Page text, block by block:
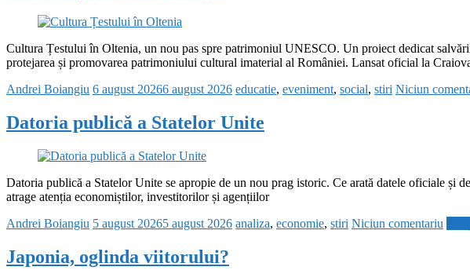
Cultura Țestului în Oltenia, un nou pas spre patrimoniul UNESCO. Un proiect dedicat
protejarea și promovarea patrimoniului cultural imaterial al României. Lansat oficial la
Andrei Boiangiu 6 august 20266 august 2026 educatie, eveniment, social, stiri Niciun
Datoria publică a Statelor Unite
Datoria publică a Statelor Unite se apropie de un nou prag istoric. Ce arată datele oficiale și
atrage atenția economiștilor, investitorilor și agențiilor
Andrei Boiangiu 5 august 20265 august 2026 analiza, economie, stiri Niciun comentariu
Japonia, oglinda viitorului?